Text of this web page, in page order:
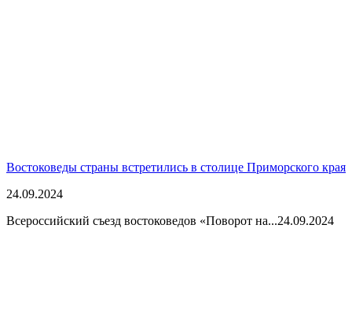
Востоковеды страны встретились в столице Приморского края
24.09.2024
Всероссийский съезд востоковедов «Поворот на...24.09.2024